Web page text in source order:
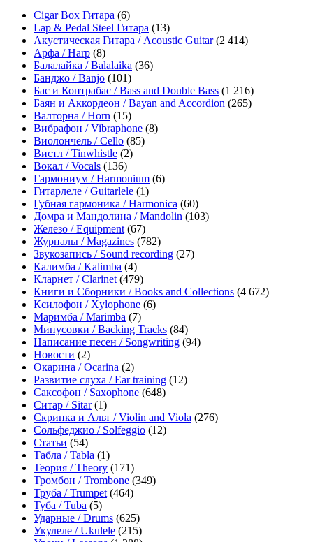
Cigar Box Гитара (6)
Lap & Pedal Steel Гитара (13)
Акустическая Гитара / Acoustic Guitar(2 414)
Арфа / Harp (8)
Балалайка / Balalaika (36)
Банджо / Banjo (101)
Бас и Контрабас / Bass and Double Bass (1 216)
Баян и Аккордеон / Bayan and Accordion (265)
Валторна / Horn (15)
Вибрафон / Vibraphone (8)
Виолончель / Cello (85)
Вистл / Tinwhistle (2)
Вокал / Vocals (136)
Гармониум / Harmonium (6)
Гитарлеле / Guitarlele (1)
Губная гармоника / Harmonica (60)
Домра и Мандолина / Mandolin (103)
Железо / Equipment (67)
Журналы / Magazines (782)
Звукозапись / Sound recording (27)
Калимба / Kalimba (4)
Кларнет / Clarinet (479)
Книги и Сборники / Books and Collections (4 672)
Ксилофон / Xylophone (6)
Маримба / Marimba (7)
Минусовки / Backing Tracks (84)
Написание песен / Songwriting (94)
Новости (2)
Окарина / Ocarina (2)
Развитие слуха / Ear training (12)
Саксофон / Saxophone (648)
Ситар / Sitar(1)
Скрипка и Альт / Violin and Viola (276)
Сольфеджио / Solfeggio (12)
Статьи (54)
Табла / Tabla (1)
Теория / Theory (171)
Тромбон / Trombone (349)
Труба / Trumpet (464)
Туба / Tuba (5)
Ударные / Drums (625)
Укулеле / Ukulele (215)